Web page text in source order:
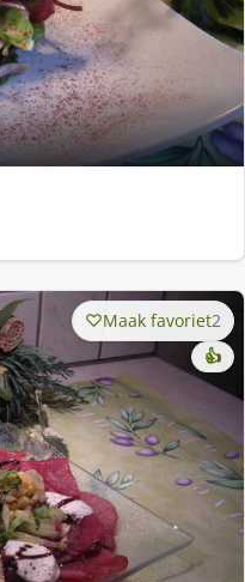
Maak favoriet2
👍